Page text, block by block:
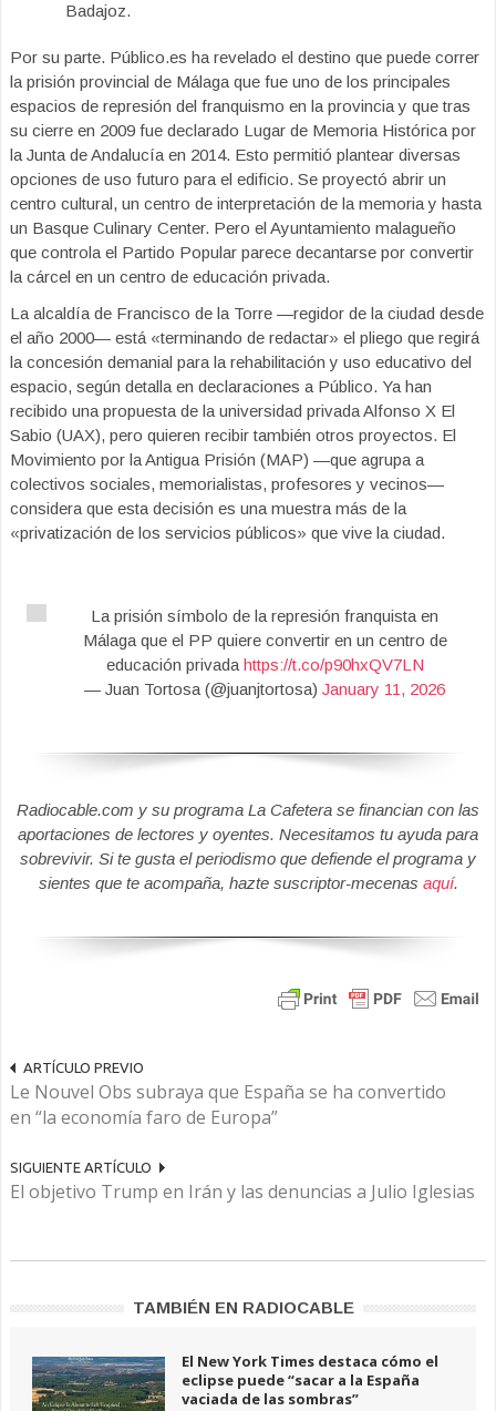
Badajoz.
Por su parte. Público.es ha revelado el destino que puede correr
la prisión provincial de Málaga que fue uno de los principales
espacios de represión del franquismo en la provincia y que tras
su cierre en 2009 fue declarado Lugar de Memoria Histórica por
la Junta de Andalucía en 2014. Esto permitió plantear diversas
opciones de uso futuro para el edificio. Se proyectó abrir un
centro cultural, un centro de interpretación de la memoria y hasta
un Basque Culinary Center. Pero el Ayuntamiento malagueño
que controla el Partido Popular parece decantarse por convertir
la cárcel en un centro de educación privada.
La alcaldía de Francisco de la Torre —regidor de la ciudad desde
el año 2000— está «terminando de redactar» el pliego que regirá
la concesión demanial para la rehabilitación y uso educativo del
espacio, según detalla en declaraciones a Público. Ya han
recibido una propuesta de la universidad privada Alfonso X El
Sabio (UAX), pero quieren recibir también otros proyectos. El
Movimiento por la Antigua Prisión (MAP) —que agrupa a
colectivos sociales, memorialistas, profesores y vecinos—
considera que esta decisión es una muestra más de la
«privatización de los servicios públicos» que vive la ciudad.
La prisión símbolo de la represión franquista en
Málaga que el PP quiere convertir en un centro de
educación privada https://t.co/p90hxQV7LN
— Juan Tortosa (@juanjtortosa) January 11, 2026
Radiocable.com y su programa La Cafetera se financian con las
aportaciones de lectores y oyentes. Necesitamos tu ayuda para
sobrevivir. Si te gusta el periodismo que defiende el programa y
sientes que te acompaña, hazte suscriptor-mecenas aquí.
ARTÍCULO PREVIO
Le Nouvel Obs subraya que España se ha convertido
en “la economía faro de Europa”
SIGUIENTE ARTÍCULO
El objetivo Trump en Irán y las denuncias a Julio Iglesias
TAMBIÉN EN RADIOCABLE
El New York Times destaca cómo el
eclipse puede “sacar a la España
vaciada de las sombras”